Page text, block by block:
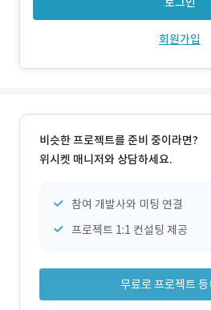
회원가입
비슷한 프로젝트를 준비 중이라면?
위시켓 매니저와 상담하세요.
참여 개발사와 미팅 연결
프로젝트 1:1 컨설팅 제공
무료로 프로젝트 등